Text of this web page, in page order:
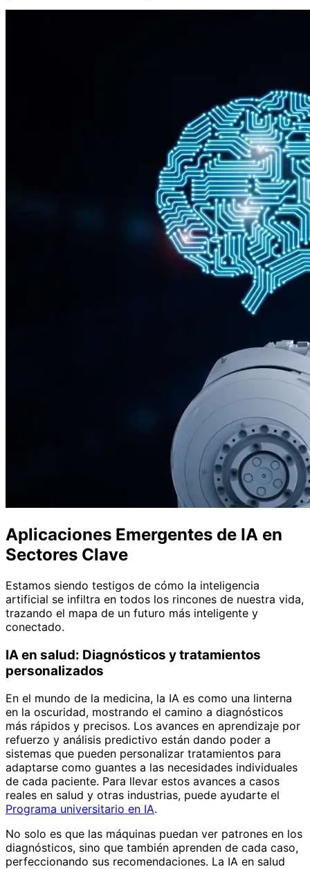
Aplicaciones Emergentes de IA en
Sectores Clave
Estamos siendo testigos de cómo la inteligencia
artificial se infiltra en todos los rincones de nuestra vida,
trazando el mapa de un futuro más inteligente y
conectado.
IA en salud: Diagnósticos y tratamientos
personalizados
En el mundo de la medicina, la IA es como una linterna
en la oscuridad, mostrando el camino a diagnósticos
más rápidos y precisos. Los avances en aprendizaje por
refuerzo y análisis predictivo están dando poder a
sistemas que pueden personalizar tratamientos para
adaptarse como guantes a las necesidades individuales
de cada paciente. Para llevar estos avances a casos
reales en salud y otras industrias, puede ayudarte el
Programa universitario en IA.
No solo es que las máquinas puedan ver patrones en los
diagnósticos, sino que también aprenden de cada caso,
perfeccionando sus recomendaciones. La IA en salud